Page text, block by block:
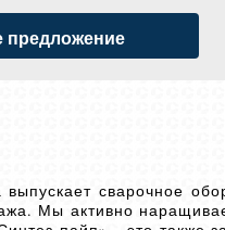
предложение
сварочное
Мы активно